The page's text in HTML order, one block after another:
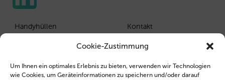
Cookie-Zustimmung
Um Ihnen ein optimales Erlebnis zu bieten, verwenden wir Technologien
wie Cookies, um Geräteinformationen zu speichern und/oder darauf
Handyhüllen
Wiederverkäufer
Kontakt
Kunden Login
Impressum